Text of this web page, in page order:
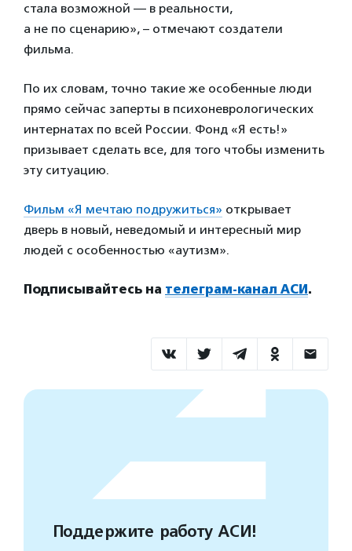
стала возможной — в реальности,
а не по сценарию», – отмечают создатели
фильма.
По их словам, точно такие же особенные люди
прямо сейчас заперты в психоневрологических
интернатах по всей России. Фонд «Я есть!»
призывает сделать все, для того чтобы изменить
эту ситуацию.
Фильм «Я мечтаю подружиться» открывает
дверь в новый, неведомый и интересный мир
людей с особенностью «аутизм».
Подписывайтесь на телеграм-канал АСИ.
Поддержите работу АСИ!